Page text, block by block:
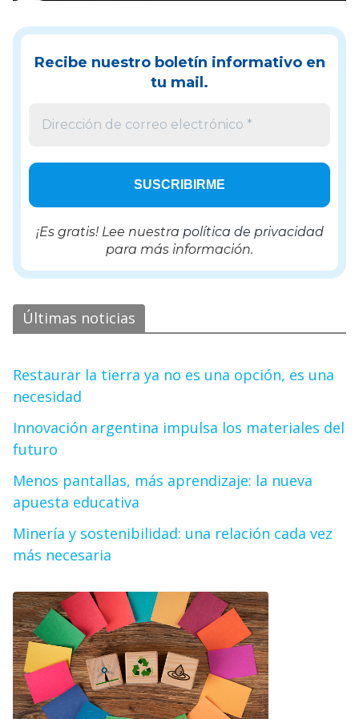
Recibe nuestro boletín informativo en
tu mail.
¡Es gratis! Lee nuestra política de privacidad
para más información.
Últimas noticias
Restaurar la tierra ya no es una opción, es una
necesidad
Innovación argentina impulsa los materiales del
futuro
Menos pantallas, más aprendizaje: la nueva
apuesta educativa
Minería y sostenibilidad: una relación cada vez
más necesaria